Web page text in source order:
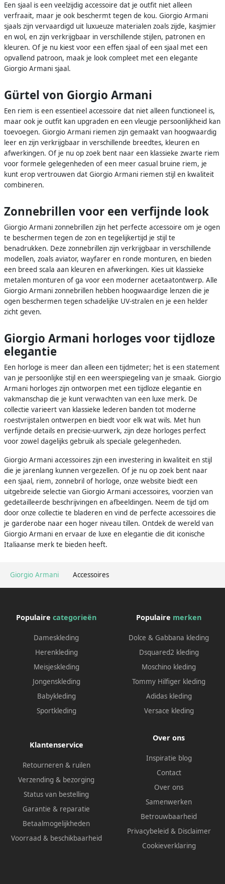
Giorgio Armani Accessoires
Een sjaal is een veelzijdig accessoire dat je outfit niet alleen
verfraait, maar je ook beschermt tegen de kou. Giorgio Armani
sjaals zijn vervaardigd uit luxueuze materialen zoals zijde, kasjmier
en wol, en zijn verkrijgbaar in verschillende stijlen, patronen en
kleuren. Of je nu kiest voor een effen sjaal of een sjaal met een
opvallend patroon, maak je look compleet met een elegante
Giorgio Armani sjaal.
Gürtel von Giorgio Armani
Een riem is een essentieel accessoire dat niet alleen functioneel is,
maar ook je outfit kan upgraden en een vleugje persoonlijkheid kan
toevoegen. Giorgio Armani riemen zijn gemaakt van hoogwaardig
leer en zijn verkrijgbaar in verschillende breedtes, kleuren en
afwerkingen. Of je nu op zoek bent naar een klassieke zwarte riem
voor formele gelegenheden of een meer casual bruine riem, je
kunt erop vertrouwen dat Giorgio Armani riemen stijl en kwaliteit
combineren.
Zonnebrillen voor een verfijnde look
Giorgio Armani zonnebrillen zijn het perfecte accessoire om je ogen
te beschermen tegen de zon en tegelijkertijd je stijl te
benadrukken. Deze zonnebrillen zijn verkrijgbaar in verschillende
modellen, zoals aviator, wayfarer en ronde monturen, en bieden
een breed scala aan kleuren en afwerkingen. Kies uit klassieke
metalen monturen of ga voor een moderner acetaatontwerp. Alle
Giorgio Armani zonnebrillen hebben hoogwaardige lenzen die je
ogen beschermen tegen schadelijke UV-stralen en je een helder
zicht geven.
Giorgio Armani horloges voor tijdloze
elegantie
Een horloge is meer dan alleen een tijdmeter; het is een statement
van je persoonlijke stijl en een weerspiegeling van je smaak. Giorgio
Armani horloges zijn ontworpen met een tijdloze elegantie en
vakmanschap die je kunt verwachten van een luxe merk. De
collectie varieert van klassieke lederen banden tot moderne
roestvrijstalen ontwerpen en biedt voor elk wat wils. Met hun
verfijnde details en precisie-uurwerk, zijn deze horloges perfect
voor zowel dagelijks gebruik als speciale gelegenheden.
Giorgio Armani accessoires zijn een investering in kwaliteit en stijl
die je jarenlang kunnen vergezellen. Of je nu op zoek bent naar
een sjaal, riem, zonnebril of horloge, onze website biedt een
uitgebreide selectie van Giorgio Armani accessoires, voorzien van
gedetailleerde beschrijvingen en afbeeldingen. Neem de tijd om
door onze collectie te bladeren en vind de perfecte accessoires die
je garderobe naar een hoger niveau tillen. Ontdek de wereld van
Giorgio Armani en ervaar de luxe en elegantie die dit iconische
Italiaanse merk te bieden heeft.
Populaire categorieën
Dameskleding
Herenkleding
Meisjeskleding
Jongenskleding
Babykleding
Sportkleding
Populaire merken
Dolce & Gabbana kleding
Dsquared2 kleding
Moschino kleding
Tommy Hilfiger kleding
Adidas kleding
Versace kleding
Klantenservice
Retourneren & ruilen
Verzending & bezorging
Status van bestelling
Garantie & reparatie
Betaalmogelijkheden
Voorraad & beschikbaarheid
Over ons
Inspiratie blog
Contact
Over ons
Samenwerken
Betrouwbaarheid
Privacybeleid & Disclaimer
Cookieverklaring